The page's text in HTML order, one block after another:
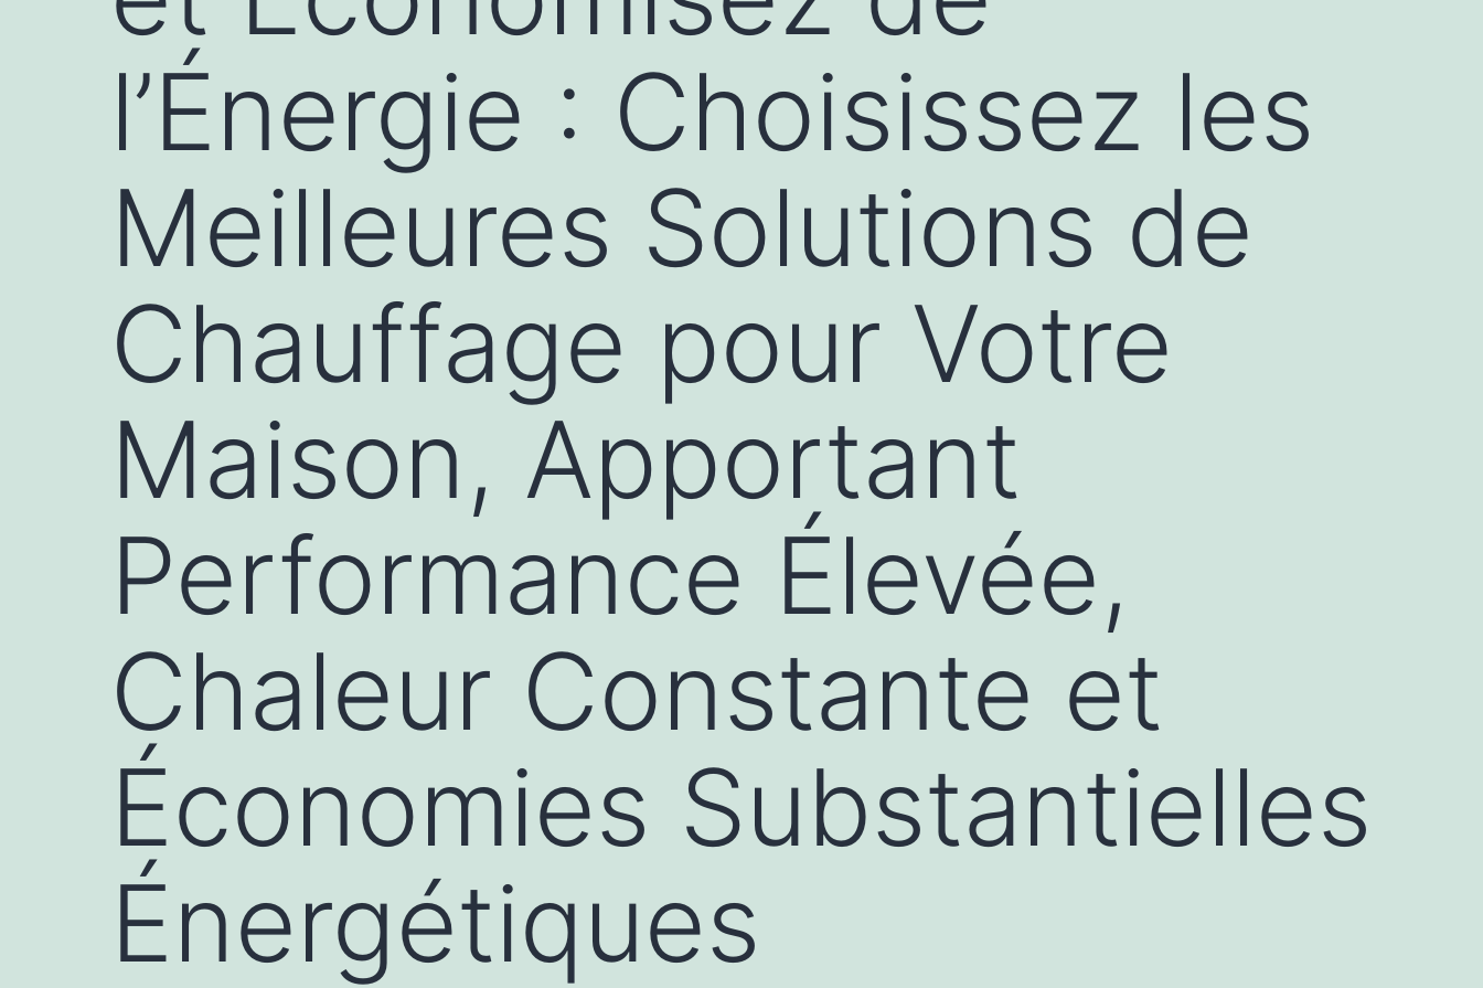
l’Énergie : Choisissez les
Meilleures Solutions de
Chauffage pour Votre
Maison, Apportant
Performance Élevée,
Chaleur Constante et
Économies Substantielles
Énergétiques